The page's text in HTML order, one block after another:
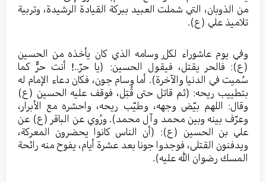
من الذوبان، التي شملت العبيد ببركة القيادة الرشيدة، وتربية
تلاميذ علي (ع).
وفي يوم عاشوراء لكلٍ وسامه الذي كان يأخذه من الحسين
(ع): فالحر يقتل، فيقول الحسين: (يا حرّ..! أنت حرٌّ كما
سُميت في الدنيا والآخرة). أما وسام جون، فكان دعاء الإمام له
بتطييب ريحه: (ثم قاتل حتى قُتِل، فوقف عليه الحسين (ع)
وقال: اللهم بيّض وجهه، وطيّب ريحه، واحشره مع الأبرار،
وعرّف بينه وبين محمد وآل محمد). ورُوي عن الباقر (ع) عن
علي بن الحسين (ع): (أن الناس كانوا يحضرون المعركة،
ويدفنون القتلى، فوجدوا جونا بعد عشرة أيام، يفوح منه رائحة
المسك رضوان الله عليه).